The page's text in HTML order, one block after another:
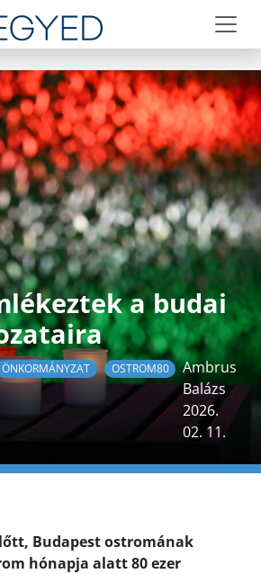
a budai
ÖNKORMÁNYZAT OSTROM80
Ambrus
Balázs
2026.
02. 11.
Budapest ostromának
hónapja alatt 80 ezer